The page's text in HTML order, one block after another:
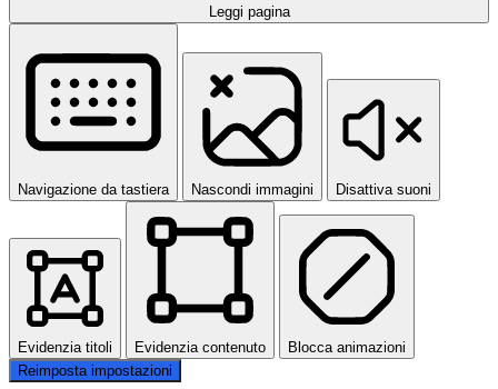
Leggi pagina
Navigazione da tastiera Nascondi immagini Disattiva suoni
Evidenzia titoli Evidenzia contenuto
Blocca animazioni
Reimposta impostazioni